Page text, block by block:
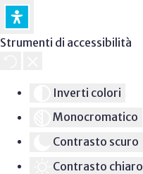
Strumenti di accessibilità
Inverti colori
Monocromatico
Contrasto scuro
Contrasto chiaro